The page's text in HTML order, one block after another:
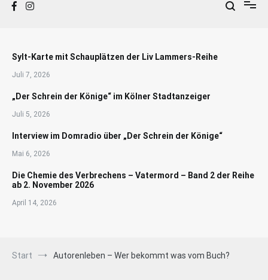
Sylt-Karte mit Schauplätzen der Liv Lammers-Reihe
Juli 7, 2026
„Der Schrein der Könige“ im Kölner Stadtanzeiger
Juli 5, 2026
Interview im Domradio über „Der Schrein der Könige“
Mai 6, 2026
Die Chemie des Verbrechens – Vatermord – Band 2 der Reihe
ab 2. November 2026
April 14, 2026
Start Autorenleben – Wer bekommt was vom Buch?